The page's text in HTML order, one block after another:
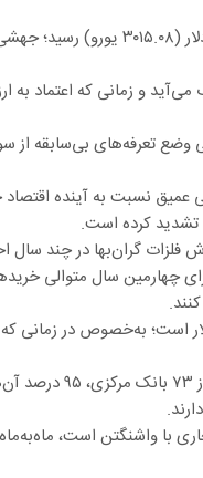
بهای هر اونس طلا به
و زمانی که اعتماد به
وضع تعرفه‌های بی‌سابقه از
عمیق نسبت به آینده
تشدید کرده است.
فلزات گران‌بها در چند سال
چهارمین سال متوالی
است؛ به‌خصوص در زمانی که
طبق نظرسنجی
با واشنگتن است،